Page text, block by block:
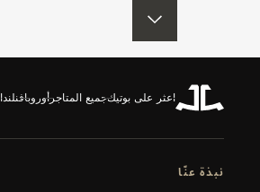
رائد الدقّة PRECISION PIONEER
اطّلع على جميع الفعاليات
اعثر على بوتيكجميع المتاجرأوروبافنلندا
نبذة عنّا